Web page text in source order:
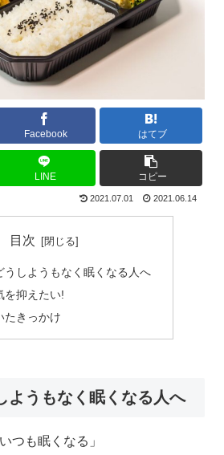
Facebook はてブ
LINE コピー
2021.07.01 2021.06.14
目次
うしようもなく眠くなる人へ
を抑えたい!
たきっかけ
ようもなく眠くなる人へ
つも眠くなる」